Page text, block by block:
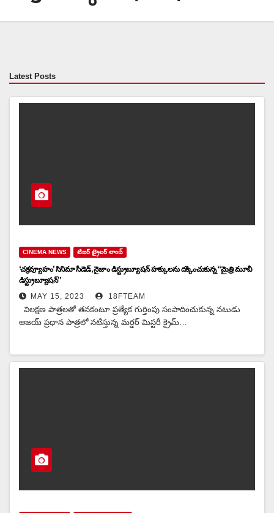
Latest Posts
CINEMA NEWS టిజర్ ట్రైలర్ లాంచ్
‘చక్రవ్యూహం’ సినిమా సీడెడ్, నైజాం డిస్ట్రుబ్యూషన్ హక్కులను దక్కించుకున్న “మైత్రి మూవీ
డిస్ట్రుబ్యూషన్”
MAY 15, 2023 18FTEAM
విలక్షణ పాత్రలతో తనకంటూ ప్రత్యేక గుర్తింపు సంపాదించుకున్న నటుడు
అజయ్ ప్రధాన పాత్రలో నటిస్తున్న మర్డర్ మిస్టరీ క్రైమ్…